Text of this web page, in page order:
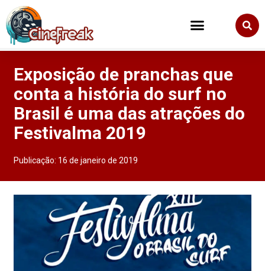
Exposição de pranchas que
conta a história do surf no
Brasil é uma das atrações do
Festivalma 2019
Publicação: 16 de janeiro de 2019